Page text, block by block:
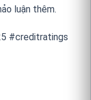
luận thêm.
#creditratings